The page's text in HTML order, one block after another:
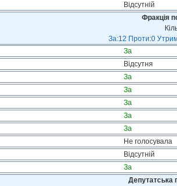
Відсутній
Фракція
За:12 Проти:0
За
Відсутня
За
За
За
За
За
Не голосувала
Відсутній
За
Депутатська